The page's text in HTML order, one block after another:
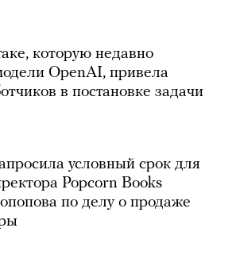
которую недавно
OpenAI, привела
в постановке задачи
условный срок для
Popcorn Books
по делу о продаже